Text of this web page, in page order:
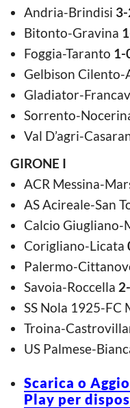
Andria-Brindisi
Bitonto-Gravina
Foggia-Taranto 1-
Gelbison Cilento-
Gladiator-
Sorrento-
Val D’agri-
GIRONE I
ACR Messina-
AS Acireale-San
Calcio Giugliano-
Corigliano-Licata
Palermo-
Savoia-Roccella
SS Nola 1925-FC
Troina-
US Palmese-
Scarica o
Play per